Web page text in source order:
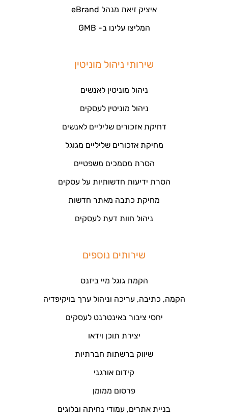
איציק זיאת מנהל eBrand
המליצו עלינו ב- GMB
שירותי ניהול מוניטין
ניהול מוניטין לאנשים
ניהול מוניטין לעסקים
דחיקת אזכורים שליליים לאנשים
מחיקת אזכורים שליליים מגוגל
הסרת מסמכים משפטיים
הסרת ידיעות חדשותיות על עסקים
מחיקת כתבה מאתר חדשות
ניהול חוות דעת לעסקים
שירותים נוספים
הקמת גוגל מיי ביזנס
הקמה, כתיבה, עריכה וניהול ערך בויקיפדיה
יחסי ציבור באינטרנט לעסקים
יצירת תוכן וידאו
שיווק ברשתות חברתיות
קידום אורגני
פרסום ממומן
בניית אתרים, עמודי נחיתה ובלוגים